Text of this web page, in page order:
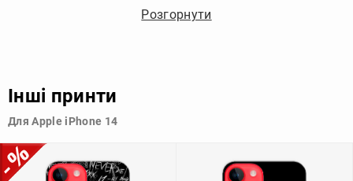
продати свій пристрій в майбутньому.
Узагалі, чохол для телефону - це дуже корисний аксесуар, який
допомагає захистити ваш пристрій, зберегти його цінність і
Розгорнути
Інші принти
Для Apple iPhone 14